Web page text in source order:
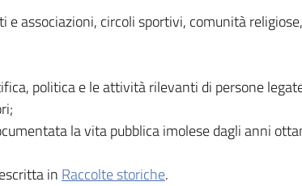
associazioni, circoli sportivi, comunità
politica e le attività rilevanti di persone
la vita pubblica imolese dagli anni
in Raccolte storiche.